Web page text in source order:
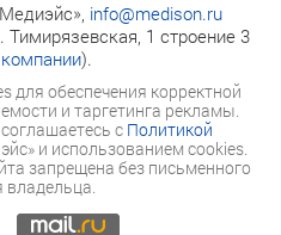
info@medison.ru
1 строение 3
).
для обеспечения корректной
и таргетинга рекламы.
с Политикой
и использованием cookies.
запрещена без письменного
владельца.